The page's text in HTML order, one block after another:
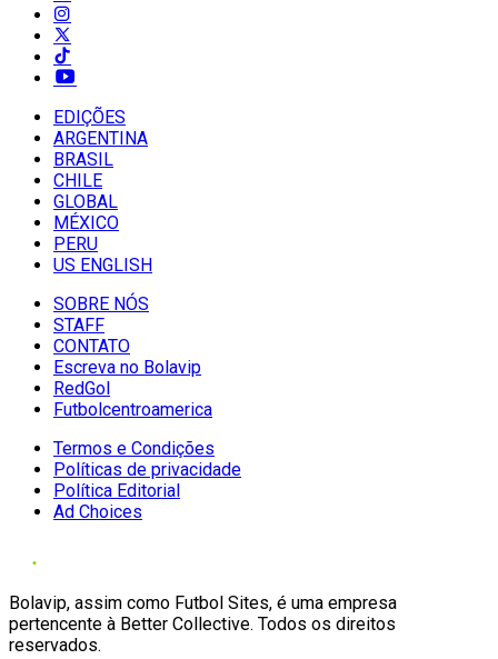
EDIÇÕES
ARGENTINA
BRASIL
CHILE
GLOBAL
MÉXICO
PERU
US ENGLISH
SOBRE NÓS
STAFF
CONTATO
Escreva no Bolavip
RedGol
Futbolcentroamerica
Termos e Condições
Políticas de privacidade
Política Editorial
Ad Choices
Bolavip, assim como Futbol Sites, é uma empresa
pertencente à Better Collective. Todos os direitos
reservados.